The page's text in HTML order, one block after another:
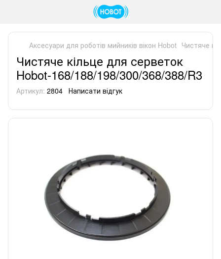
Аксесуари для роботів мийників вікон Hobot Чистяче
Чистяче кільце для серветок
Hobot-168/188/198/300/368/388/R3
Артикул: 2804 Написати відгук